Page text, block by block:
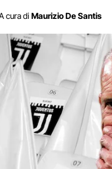
cura di Maurizio De Santis